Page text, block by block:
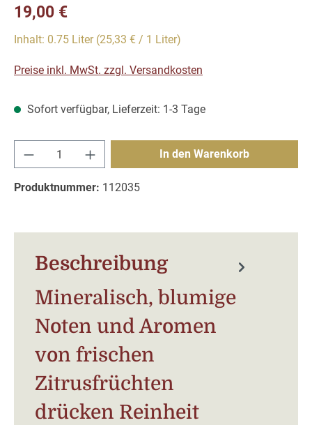
Regulärer Preis:
19,00 €
Inhalt: 0.75 Liter (25,33 € / 1 Liter)
Preise inkl. MwSt. zzgl. Versandkosten
Sofort verfügbar, Lieferzeit: 1-3 Tage
Produkt Anzahl: Gib den gewünschten
In den Warenkorb
Produktnummer: 112035
Beschreibung
Mineralisch, blumige
Noten und Aromen
von frischen
Zitrusfrüchten
drücken Reinheit